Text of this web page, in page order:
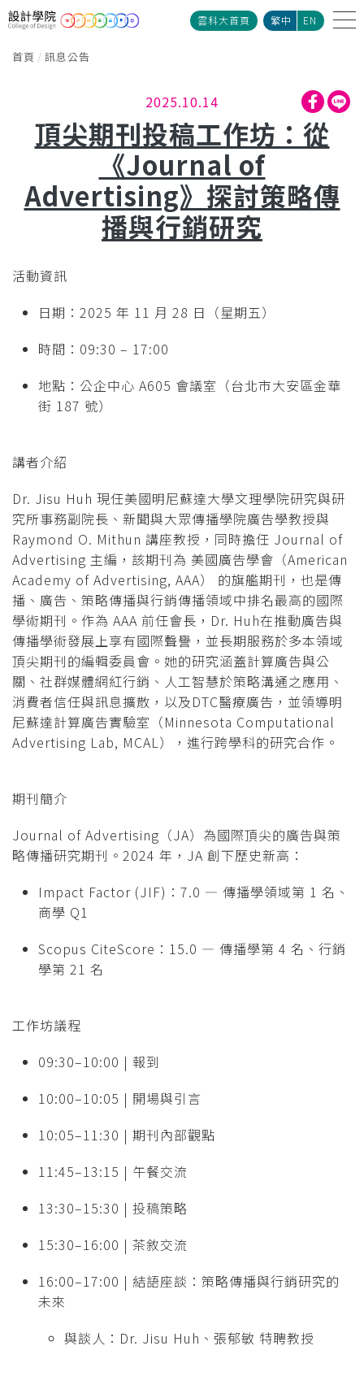
雲科大首頁 繁中 EN
首頁 訊息公告
2025.10.14
頂尖期刊投稿工作坊：從
《Journal of
Advertising》探討策略傳
播與行銷研究
活動資訊
日期：2025 年 11 月 28 日（星期五）
時間：09:30 – 17:00
地點：公企中心 A605 會議室（台北市大安區金華
街 187 號）
講者介紹
Dr. Jisu Huh 現任美國明尼蘇達大學文理學院研究與研
究所事務副院長、新聞與大眾傳播學院廣告學教授與
Raymond O. Mithun 講座教授，同時擔任 Journal of
Advertising 主編，該期刊為 美國廣告學會（American
Academy of Advertising, AAA） 的旗艦期刊，也是傳
播、廣告、策略傳播與行銷傳播領域中排名最高的國際
學術期刊。作為 AAA 前任會長，Dr. Huh在推動廣告與
傳播學術發展上享有國際聲譽，並長期服務於多本領域
頂尖期刊的編輯委員會。她的研究涵蓋計算廣告與公
關、社群媒體網紅行銷、人工智慧於策略溝通之應用、
消費者信任與訊息擴散，以及DTC醫療廣告，並領導明
尼蘇達計算廣告實驗室（Minnesota Computational
Advertising Lab, MCAL），進行跨學科的研究合作。
期刊簡介
Journal of Advertising（JA）為國際頂尖的廣告與策
略傳播研究期刊。2024 年，JA 創下歷史新高：
Impact Factor (JIF)：7.0 — 傳播學領域第 1 名、
商學 Q1
Scopus CiteScore：15.0 — 傳播學第 4 名、行銷
學第 21 名
工作坊議程
09:30–10:00 | 報到
10:00–10:05 | 開場與引言
10:05–11:30 | 期刊內部觀點
11:45–13:15 | 午餐交流
13:30–15:30 | 投稿策略
15:30–16:00 | 茶敘交流
16:00–17:00 | 結語座談：策略傳播與行銷研究的
未來
與談人：Dr. Jisu Huh、張郁敏 特聘教授